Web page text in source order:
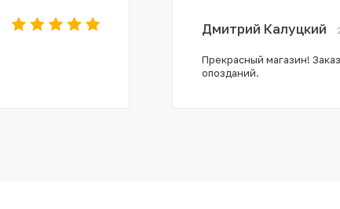
Дмитрий Калуцкий
Прекрасный магазин!
опозданий.